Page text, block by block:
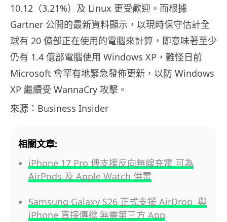
10.12（3.21%）及 Linux 更受歡迎。而根據
Gartner 公開的最新資料顯示，以現時保守估計全
球有 20 億部正在使用的電腦來計算，即意味著至少
仍有 1.4 億部電腦使用 Windows XP，難怪日前
Microsoft 會罕有地緊急發佈更新，以防 Windows
XP 繼續受 WannaCry 攻擊。
來源：Business Insider
相關文章:
iPhone 17 Pro 傳支援反向無線充電 可為
AirPods 及 Apple Watch 供電
Samsung Galaxy S26 正式支援 AirDrop 與
iPhone 直接傳檔 無需第三方 App